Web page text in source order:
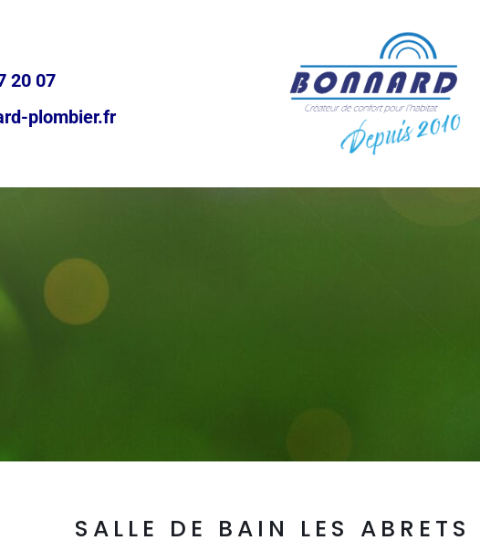
20 07
plombier.fr
SALLE DE BAIN LES